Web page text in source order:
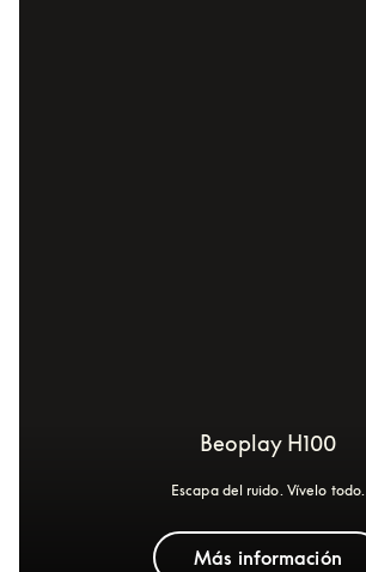
Beoplay H100
Escapa del ruido. Vívelo todo.
Más información